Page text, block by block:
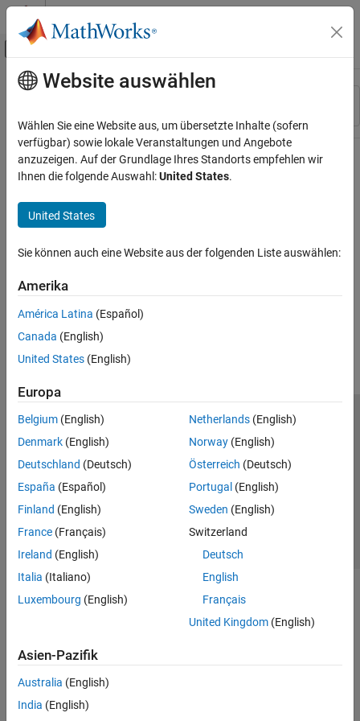
Weiter zum Inhalt
Umschaltung für Off-Canvas-
Ressource
Hauptinhalt
Website auswählen
Wählen Sie eine Website aus, um übersetzte Inhalte (sofern
verfügbar) sowie lokale Veranstaltungen und Angebote
anzuzeigen. Auf der Grundlage Ihres Standorts empfehlen wir
Ihnen die folgende Auswahl:United States.
United States
Sie können auch eine Website aus der folgenden Liste auswählen:
Amerika
América Latina (Español)
Canada (English)
United States (English)
Europa
Belgium (English)
Denmark (English)
Deutschland (Deutsch)
España (Español)
Finland (English)
France (Français)
Ireland (English)
Italia (Italiano)
Luxembourg (English)
Netherlands(English)
Norway(English)
Österreich (Deutsch)
Portugal (English)
Sweden (English)
Switzerland
Deutsch
English
Français
United Kingdom(English)
Asien-Pazifik
Australia (English)
India (English)
Trust Center
Datenschutz-Richtlinien
Datendiebstahl verhindern
Status von Anwendungen
© 1994-2026 The MathWorks, Inc.
Website auswählen
Deutschland